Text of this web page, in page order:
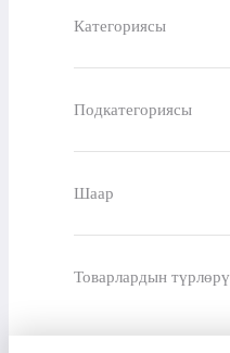
Категориясы
Подкатегориясы
Шаар
Товарлардын түрлөрү